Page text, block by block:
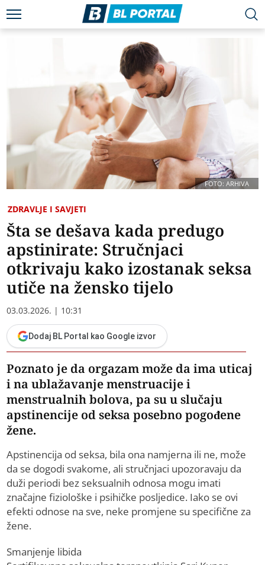
FOTO: ARHIVA
ZDRAVLJE I SAVJETI
Šta se dešava kada predugo
apstinirate: Stručnjaci
otkrivaju kako izostanak seksa
utiče na žensko tijelo
03.03.2026. | 10:31
Dodaj BL Portal kao Google izvor
Poznato je da orgazam može da ima uticaj
i na ublažavanje menstruacije i
menstrualnih bolova, pa su u slučaju
apstinencije od seksa posebno pogođene
žene.
Apstinencija od seksa, bila ona namjerna ili ne, može
da se dogodi svakome, ali stručnjaci upozoravaju da
duži periodi bez seksualnih odnosa mogu imati
značajne fiziološke i psihičke posljedice. Iako se ovi
efekti odnose na sve, neke promjene su specifične za
žene.
Smanjenje libida